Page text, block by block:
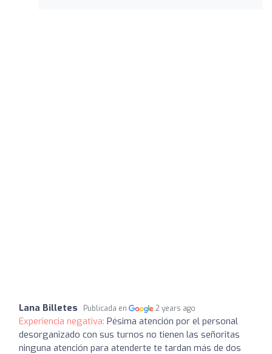
Lana Billetes Publicada en 2 years ago
Experiencia negativa: Pésima atención por el personal
desorganizado con sus turnos no tienen las señoritas
ninguna atención para atenderte te tardan más de dos